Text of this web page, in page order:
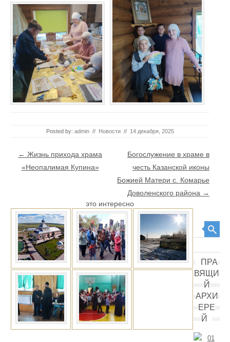
Posted by: admin // Новости // 14 декабря, 2025
Post navigation
← Жизнь прихода храма
«Неопалимая Купина»
Богослужение в храме в
честь Казанской иконы
Божией Матери с. Комарье
Доволенского района →
это интересно
Search
ПРА
ВЯЩИ
Й
АРХИ
ЕРЕ
Й